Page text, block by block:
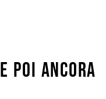
e poi ancora